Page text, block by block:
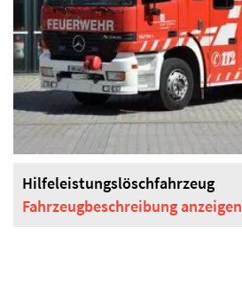
Hilfeleistungslöschfahrzeug
Fahrzeugbeschreibung anzeigen